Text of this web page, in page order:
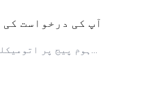
آپ کی درخواست
ہوم پیج پر اتومیکلی جانے کی مدد کر رہا ہے...